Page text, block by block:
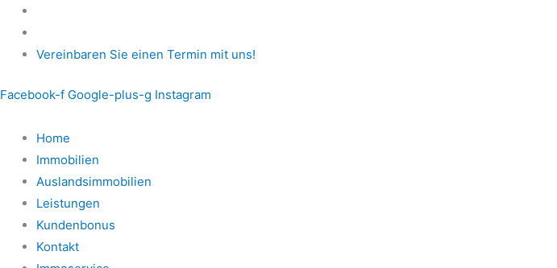
Zum
Inhalt
springenVereinbaren Sie einen Termin mit uns!
Facebook-f Google-plus-g Instagram
Home
Immobilien
Auslandsimmobilien
Leistungen
Kundenbonus
Kontakt